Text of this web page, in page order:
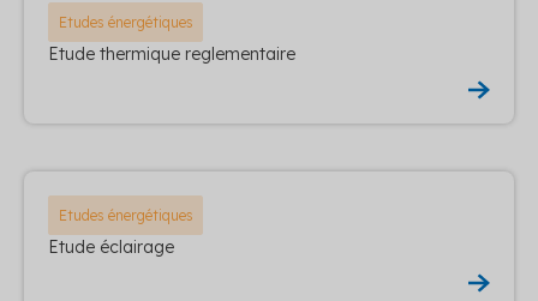
Etudes énergétiques
Etude thermique reglementaire
Etudes énergétiques
Etude éclairage